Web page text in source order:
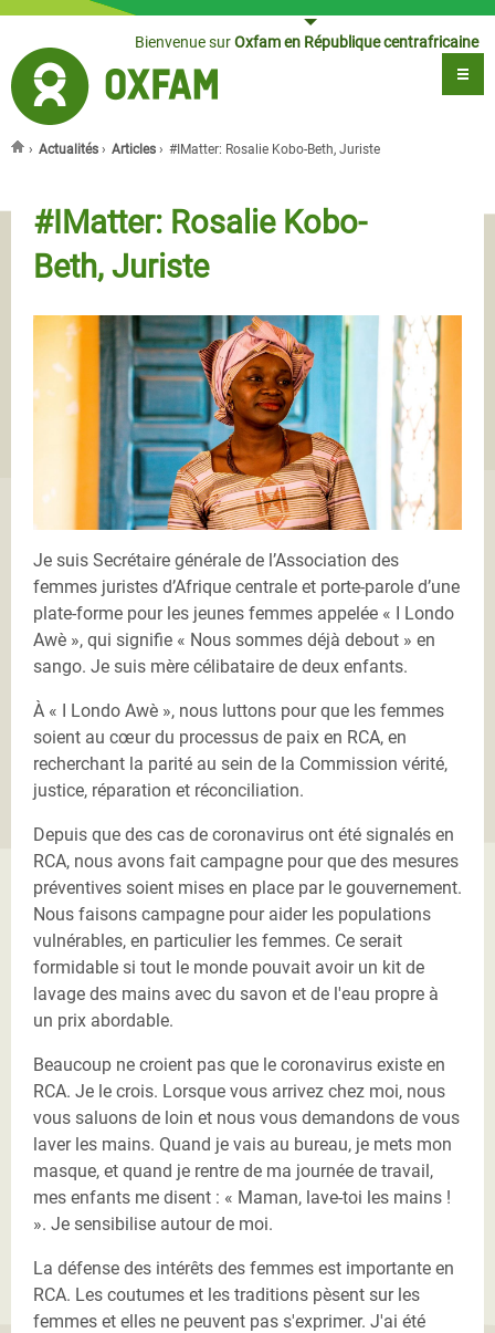
Jump to navigationBienvenue surOxfam en République centrafricaine
› Actualités › Articles › #IMatter: Rosalie Kobo-Beth, Juriste
#IMatter: Rosalie Kobo-
Beth, Juriste
Je suis Secrétaire générale de l’Association des
femmes juristes d’Afrique centrale et porte-parole d’une
plate-forme pour les jeunes femmes appelée « I Londo
Awè », qui signifie « Nous sommes déjà debout » en
sango. Je suis mère célibataire de deux enfants.
À « I Londo Awè », nous luttons pour que les femmes
soient au cœur du processus de paix en RCA, en
recherchant la parité au sein de la Commission vérité,
justice, réparation et réconciliation.
Depuis que des cas de coronavirus ont été signalés en
RCA, nous avons fait campagne pour que des mesures
préventives soient mises en place par le gouvernement.
Nous faisons campagne pour aider les populations
vulnérables, en particulier les femmes. Ce serait
formidable si tout le monde pouvait avoir un kit de
lavage des mains avec du savon et de l'eau propre à
un prix abordable.
Beaucoup ne croient pas que le coronavirus existe en
RCA. Je le crois. Lorsque vous arrivez chez moi, nous
vous saluons de loin et nous vous demandons de vous
laver les mains. Quand je vais au bureau, je mets mon
masque, et quand je rentre de ma journée de travail,
mes enfants me disent : « Maman, lave-toi les mains !
». Je sensibilise autour de moi.
La défense des intérêts des femmes est importante en
RCA. Les coutumes et les traditions pèsent sur les
femmes et elles ne peuvent pas s'exprimer. J'ai été